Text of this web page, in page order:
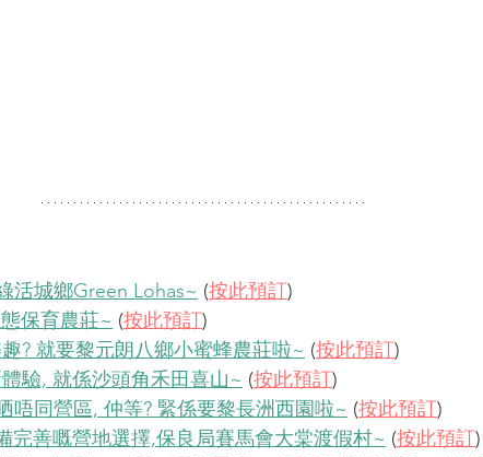
活城鄉Green Lohas~ (按此預訂)
保育農莊~ (按此預訂)
? 就要黎元朗八鄉小蜜蜂農莊啦~ (按此預訂)
驗, 就係沙頭角禾田喜山~ (按此預訂)
唔同營區, 仲等? 緊係要黎長洲西園啦~ (按此預訂)
完善嘅營地選擇,保良局賽馬會大棠渡假村~ (按此預訂)